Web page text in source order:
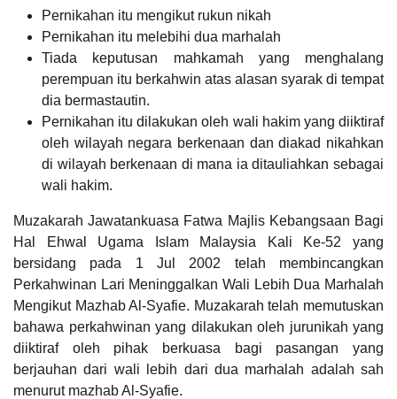
Pernikahan itu mengikut rukun nikah
Pernikahan itu melebihi dua marhalah
Tiada keputusan mahkamah yang menghalang
perempuan itu berkahwin atas alasan syarak di tempat
dia bermastautin.
Pernikahan itu dilakukan oleh wali hakim yang diiktiraf
oleh wilayah negara berkenaan dan diakad nikahkan
di wilayah berkenaan di mana ia ditauliahkan sebagai
wali hakim.
Muzakarah Jawatankuasa Fatwa Majlis Kebangsaan Bagi
Hal Ehwal Ugama Islam Malaysia Kali Ke-52 yang
bersidang pada 1 Jul 2002 telah membincangkan
Perkahwinan Lari Meninggalkan Wali Lebih Dua Marhalah
Mengikut Mazhab Al-Syafie. Muzakarah telah memutuskan
bahawa perkahwinan yang dilakukan oleh jurunikah yang
diiktiraf oleh pihak berkuasa bagi pasangan yang
berjauhan dari wali lebih dari dua marhalah adalah sah
menurut mazhab Al-Syafie.